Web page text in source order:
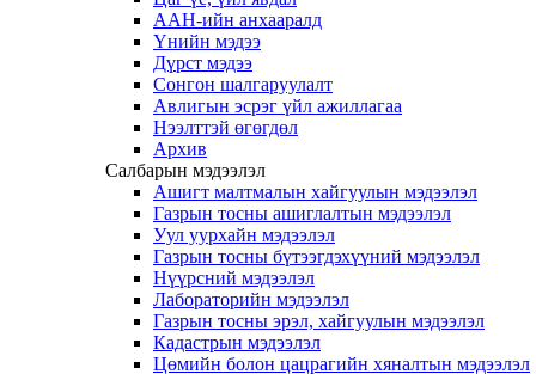
ААН-ийн анхааралд
Үнийн мэдээ
Дүрст мэдээ
Сонгон шалгаруулалт
Авлигын эсрэг үйл ажиллагаа
Нээлттэй өгөгдөл
Архив
Салбарын мэдээлэл
Ашигт малтмалын хайгуулын мэдээлэл
Газрын тосны ашиглалтын мэдээлэл
Уул уурхайн мэдээлэл
Газрын тосны бүтээгдэхүүний мэдээлэл
Нүүрсний мэдээлэл
Лабораторийн мэдээлэл
Газрын тосны эрэл, хайгуулын мэдээлэл
Кадастрын мэдээлэл
Цөмийн болон цацрагийн хяналтын мэдээлэл